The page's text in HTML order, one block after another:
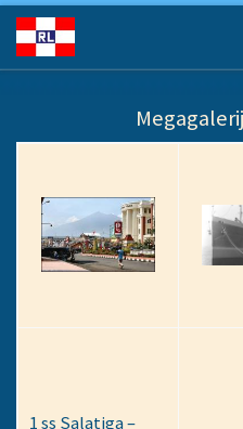
Ga naar inhoud
1 ss Salatiga –